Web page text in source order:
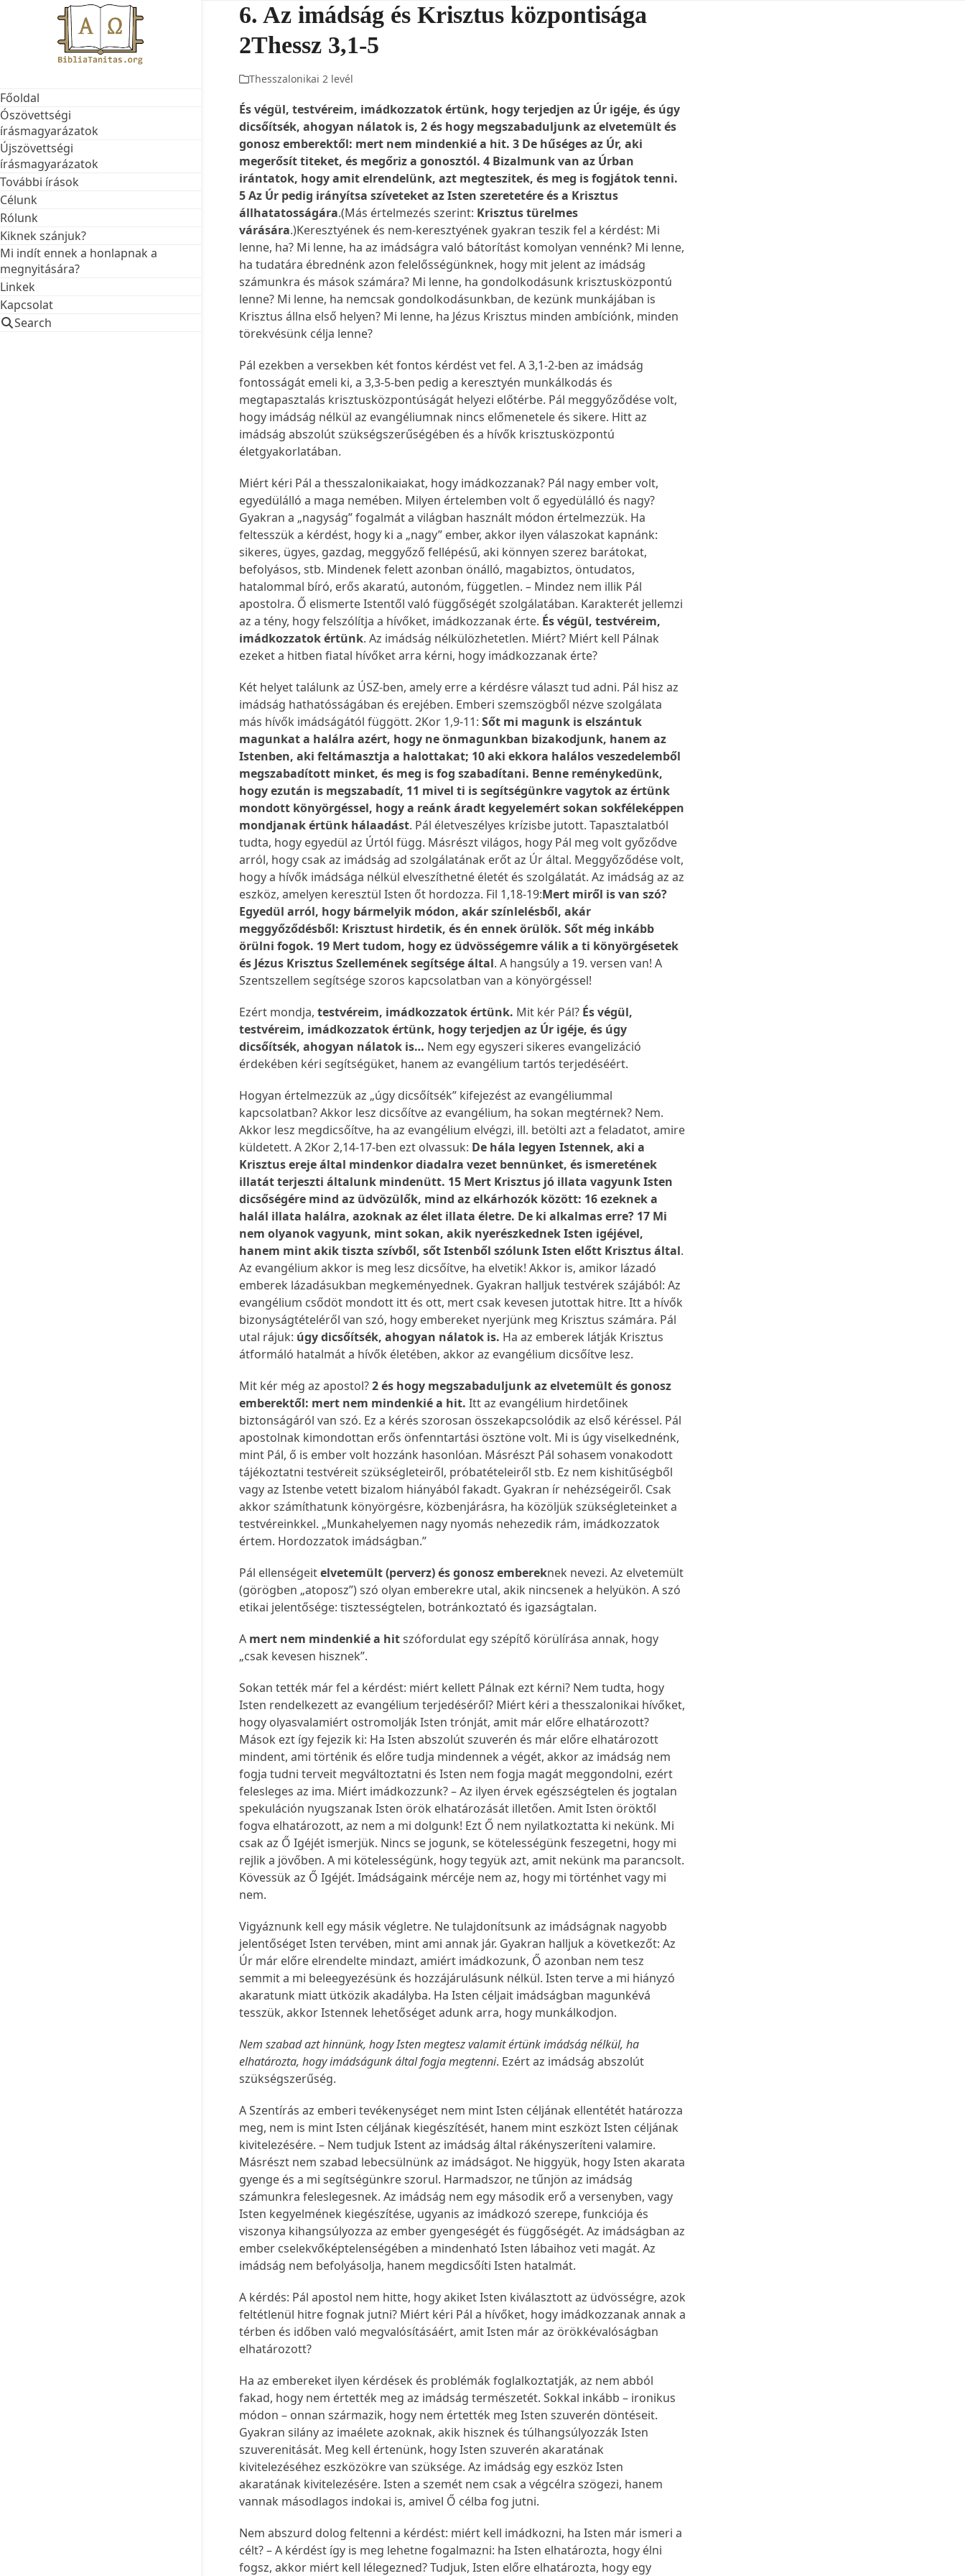
Főoldal
Ószövettségi
írásmagyarázatok
Újszövettségi
írásmagyarázatok
További írások
Célunk
Rólunk
Kiknek szánjuk?
Mi indít ennek a honlapnak a
megnyitására?
Linkek
Kapcsolat
Search
6. Az imádság és Krisztus központisága
2Thessz 3,1-5
Thesszalonikai 2 levél
És végül, testvéreim, imádkozzatok értünk, hogy terjedjen az Úr igéje, és úgy
dicsőítsék, ahogyan nálatok is, 2 és hogy megszabaduljunk az elvetemült és
gonosz emberektől: mert nem mindenkié a hit. 3 De hűséges az Úr, aki
megerősít titeket, és megőriz a gonosztól. 4 Bizalmunk van az Úrban
irántatok, hogy amit elrendelünk, azt megteszitek, és meg is fogjátok tenni.
5 Az Úr pedig irányítsa szíveteket az Isten szeretetére és a Krisztus
állhatatosságára.(Más értelmezés szerint: Krisztus türelmes
várására.)Keresztyének és nem-keresztyének gyakran teszik fel a kérdést: Mi
lenne, ha? Mi lenne, ha az imádságra való bátorítást komolyan vennénk? Mi lenne,
ha tudatára ébrednénk azon felelősségünknek, hogy mit jelent az imádság
számunkra és mások számára? Mi lenne, ha gondolkodásunk krisztusközpontú
lenne? Mi lenne, ha nemcsak gondolkodásunkban, de kezünk munkájában is
Krisztus állna első helyen? Mi lenne, ha Jézus Krisztus minden ambíciónk, minden
törekvésünk célja lenne?
Pál ezekben a versekben két fontos kérdést vet fel. A 3,1-2-ben az imádság
fontosságát emeli ki, a 3,3-5-ben pedig a keresztyén munkálkodás és
megtapasztalás krisztusközpontúságát helyezi előtérbe. Pál meggyőződése volt,
hogy imádság nélkül az evangéliumnak nincs előmenetele és sikere. Hitt az
imádság abszolút szükségszerűségében és a hívők krisztusközpontú
életgyakorlatában.
Miért kéri Pál a thesszalonikaiakat, hogy imádkozzanak? Pál nagy ember volt,
egyedülálló a maga nemében. Milyen értelemben volt ő egyedülálló és nagy?
Gyakran a „nagyság” fogalmát a világban használt módon értelmezzük. Ha
feltesszük a kérdést, hogy ki a „nagy” ember, akkor ilyen válaszokat kapnánk:
sikeres, ügyes, gazdag, meggyőző fellépésű, aki könnyen szerez barátokat,
befolyásos, stb. Mindenek felett azonban önálló, magabiztos, öntudatos,
hatalommal bíró, erős akaratú, autonóm, független. – Mindez nem illik Pál
apostolra. Ő elismerte Istentől való függőségét szolgálatában. Karakterét jellemzi
az a tény, hogy felszólítja a hívőket, imádkozzanak érte. És végül, testvéreim,
imádkozzatok értünk. Az imádság nélkülözhetetlen. Miért? Miért kell Pálnak
ezeket a hitben fiatal hívőket arra kérni, hogy imádkozzanak érte?
Két helyet találunk az ÚSZ-ben, amely erre a kérdésre választ tud adni. Pál hisz az
imádság hathatósságában és erejében. Emberi szemszögből nézve szolgálata
más hívők imádságától függött. 2Kor 1,9-11:Sőt mi magunk is elszántuk
magunkat a halálra azért, hogy ne önmagunkban bizakodjunk, hanem az
Istenben, aki feltámasztja a halottakat; 10 aki ekkora halálos veszedelemből
megszabadított minket, és meg is fog szabadítani. Benne reménykedünk,
hogy ezután is megszabadít, 11 mivel ti is segítségünkre vagytok az értünk
mondott könyörgéssel, hogy a reánk áradt kegyelemért sokan sokféleképpen
mondjanak értünk hálaadást. Pál életveszélyes krízisbe jutott. Tapasztalatból
tudta, hogy egyedül az Úrtól függ. Másrészt világos, hogy Pál meg volt győződve
arról, hogy csak az imádság ad szolgálatának erőt az Úr által. Meggyőződése volt,
hogy a hívők imádsága nélkül elveszíthetné életét és szolgálatát. Az imádság az az
eszköz, amelyen keresztül Isten őt hordozza. Fil 1,18-19:Mert miről is van szó?
Egyedül arról, hogy bármelyik módon, akár színlelésből, akár
meggyőződésből: Krisztust hirdetik, és én ennek örülök. Sőt még inkább
örülni fogok. 19 Mert tudom, hogy ez üdvösségemre válik a ti könyörgésetek
és Jézus Krisztus Szellemének segítsége által. A hangsúly a 19. versen van! A
Szentszellem segítsége szoros kapcsolatban van a könyörgéssel!
Ezért mondja,testvéreim, imádkozzatok értünk. Mit kér Pál? És végül,
testvéreim, imádkozzatok értünk, hogy terjedjen az Úr igéje, és úgy
dicsőítsék, ahogyan nálatok is… Nem egy egyszeri sikeres evangelizáció
érdekében kéri segítségüket, hanem az evangélium tartós terjedéséért.
Hogyan értelmezzük az „úgy dicsőítsék” kifejezést az evangéliummal
kapcsolatban? Akkor lesz dicsőítve az evangélium, ha sokan megtérnek? Nem.
Akkor lesz megdicsőítve, ha az evangélium elvégzi, ill. betölti azt a feladatot, amire
küldetett. A 2Kor 2,14-17-ben ezt olvassuk: De hála legyen Istennek, aki a
Krisztus ereje által mindenkor diadalra vezet bennünket, és ismeretének
illatát terjeszti általunk mindenütt. 15 Mert Krisztus jó illata vagyunk Isten
dicsőségére mind az üdvözülők, mind az elkárhozók között: 16 ezeknek a
halál illata halálra, azoknak az élet illata életre. De ki alkalmas erre? 17 Mi
nem olyanok vagyunk, mint sokan, akik nyerészkednek Isten igéjével,
hanem mint akik tiszta szívből, sőt Istenből szólunk Isten előtt Krisztus által.
Az evangélium akkor is meg lesz dicsőítve, ha elvetik! Akkor is, amikor lázadó
emberek lázadásukban megkeményednek. Gyakran halljuk testvérek szájából: Az
evangélium csődöt mondott itt és ott, mert csak kevesen jutottak hitre. Itt a hívők
bizonyságtételéről van szó, hogy embereket nyerjünk meg Krisztus számára. Pál
utal rájuk: úgy dicsőítsék, ahogyan nálatok is. Ha az emberek látják Krisztus
átformáló hatalmát a hívők életében, akkor az evangélium dicsőítve lesz.
Mit kér még az apostol?2 és hogy megszabaduljunk az elvetemült és gonosz
emberektől: mert nem mindenkié a hit.Itt az evangélium hirdetőinek
biztonságáról van szó. Ez a kérés szorosan összekapcsolódik az első kéréssel. Pál
apostolnak kimondottan erős önfenntartási ösztöne volt. Mi is úgy viselkednénk,
mint Pál, ő is ember volt hozzánk hasonlóan. Másrészt Pál sohasem vonakodott
tájékoztatni testvéreit szükségleteiről, próbatételeiről stb. Ez nem kishitűségből
vagy az Istenbe vetett bizalom hiányából fakadt. Gyakran ír nehézségeiről. Csak
akkor számíthatunk könyörgésre, közbenjárásra, ha közöljük szükségleteinket a
testvéreinkkel. „Munkahelyemen nagy nyomás nehezedik rám, imádkozzatok
értem. Hordozzatok imádságban.”
Pál ellenségeitelvetemült (perverz) és gonosz embereknek nevezi. Az elvetemült
(görögben „atoposz”) szó olyan emberekre utal, akik nincsenek a helyükön. A szó
etikai jelentősége: tisztességtelen, botránkoztató és igazságtalan.
A mert nem mindenkié a hitszófordulat egy szépítő körülírása annak, hogy
„csak kevesen hisznek”.
Sokan tették már fel a kérdést: miért kellett Pálnak ezt kérni? Nem tudta, hogy
Isten rendelkezett az evangélium terjedéséről? Miért kéri a thesszalonikai hívőket,
hogy olyasvalamiért ostromolják Isten trónját, amit már előre elhatározott?
Mások ezt így fejezik ki: Ha Isten abszolút szuverén és már előre elhatározott
mindent, ami történik és előre tudja mindennek a végét, akkor az imádság nem
fogja tudni terveit megváltoztatni és Isten nem fogja magát meggondolni, ezért
felesleges az ima. Miért imádkozzunk? – Az ilyen érvek egészségtelen és jogtalan
spekuláción nyugszanak Isten örök elhatározását illetően. Amit Isten öröktől
fogva elhatározott, az nem a mi dolgunk! Ezt Ő nem nyilatkoztatta ki nekünk. Mi
csak az Ő Igéjét ismerjük. Nincs se jogunk, se kötelességünk feszegetni, hogy mi
rejlik a jövőben. A mi kötelességünk, hogy tegyük azt, amit nekünk ma parancsolt.
Kövessük az Ő Igéjét. Imádságaink mércéje nem az, hogy mi történhet vagy mi
nem.
Vigyáznunk kell egy másik végletre. Ne tulajdonítsunk az imádságnak nagyobb
jelentőséget Isten tervében, mint ami annak jár. Gyakran halljuk a következőt: Az
Úr már előre elrendelte mindazt, amiért imádkozunk, Ő azonban nem tesz
semmit a mi beleegyezésünk és hozzájárulásunk nélkül. Isten terve a mi hiányzó
akaratunk miatt ütközik akadályba. Ha Isten céljait imádságban magunkévá
tesszük, akkor Istennek lehetőséget adunk arra, hogy munkálkodjon.
Nem szabad azt hinnünk, hogy Isten megtesz valamit értünk imádság nélkül, ha
elhatározta, hogy imádságunk által fogja megtenni. Ezért az imádság abszolút
szükségszerűség.
A Szentírás az emberi tevékenységet nem mint Isten céljának ellentétét határozza
meg, nem is mint Isten céljának kiegészítését, hanem mint eszközt Isten céljának
kivitelezésére. – Nem tudjuk Istent az imádság által rákényszeríteni valamire.
Másrészt nem szabad lebecsülnünk az imádságot. Ne higgyük, hogy Isten akarata
gyenge és a mi segítségünkre szorul. Harmadszor, ne tűnjön az imádság
számunkra feleslegesnek. Az imádság nem egy második erő a versenyben, vagy
Isten kegyelmének kiegészítése, ugyanis az imádkozó szerepe, funkciója és
viszonya kihangsúlyozza az ember gyengeségét és függőségét. Az imádságban az
ember cselekvőképtelenségében a mindenható Isten lábaihoz veti magát. Az
imádság nem befolyásolja, hanem megdicsőíti Isten hatalmát.
A kérdés: Pál apostol nem hitte, hogy akiket Isten kiválasztott az üdvösségre, azok
feltétlenül hitre fognak jutni? Miért kéri Pál a hívőket, hogy imádkozzanak annak a
térben és időben való megvalósításáért, amit Isten már az örökkévalóságban
elhatározott?
Ha az embereket ilyen kérdések és problémák foglalkoztatják, az nem abból
fakad, hogy nem értették meg az imádság természetét. Sokkal inkább – ironikus
módon – onnan származik, hogy nem értették meg Isten szuverén döntéseit.
Gyakran silány az imaélete azoknak, akik hisznek és túlhangsúlyozzák Isten
szuverenitását. Meg kell értenünk, hogy Isten szuverén akaratának
kivitelezéséhez eszközökre van szüksége. Az imádság egy eszköz Isten
akaratának kivitelezésére. Isten a szemét nem csak a végcélra szögezi, hanem
vannak másodlagos indokai is, amivel Ő célba fog jutni.
Nem abszurd dolog feltenni a kérdést: miért kell imádkozni, ha Isten már ismeri a
célt? – A kérdést így is meg lehetne fogalmazni: ha Isten elhatározta, hogy élni
fogsz, akkor miért kell lélegezned? Tudjuk, Isten előre elhatározta, hogy egy